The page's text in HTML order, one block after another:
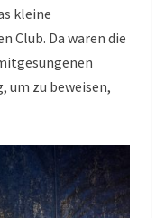
kleine
Club. Da waren die
um zu beweisen,